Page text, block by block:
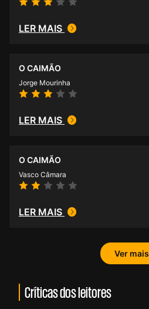
LER MAIS
O CAIMÃO
Jorge Mourinha
LER MAIS
O CAIMÃO
Vasco Câmara
LER MAIS
Ver mais
Críticas dos leitores